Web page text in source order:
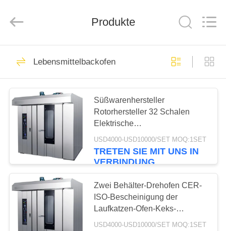
HAUS
PRODUKTE
ÜBER
UNS
FABRIK-
AUSFLUG
QUALITÄTSKONTROLLE
Reserved.
Developed
Keksproduktlinie
Pfannkuchen-
Produktionslinie
5
Produkte
Lebensmittelbackofen
Süßwarenhersteller
Rotorhersteller 32 Schalen
Elektrische
Konvektionshersteller 32 Panne
Kommerzielles Doppelregal
zum Backen von
USD4000-USD10000/SET MOQ:1SET
TRETEN SIE MIT UNS IN
VERBINDUNG
Zwei Behälter-Drehofen CER-
ISO-Bescheinigung der
Laufkatzen-Ofen-Keks-
Produktlinie-64
USD4000-USD10000/SET MOQ:1SET